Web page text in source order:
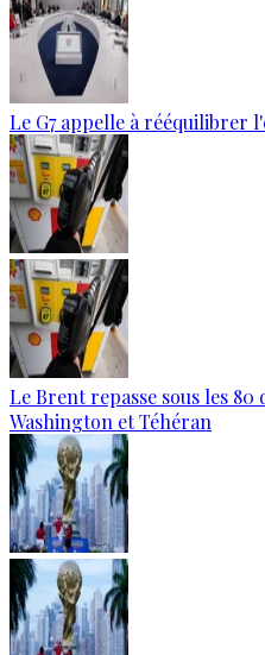
Le G7 appelle à rééquilibrer
Le Brent repasse sous les
Washington et Téhéran